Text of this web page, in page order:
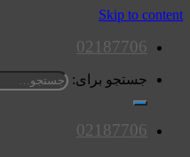
Skip to content
02187706
جستجو برای:
02187706